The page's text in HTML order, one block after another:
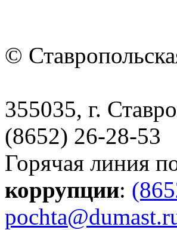
©
355035, г.
(8652) 26-28-53
Горячая линия
коррупции: